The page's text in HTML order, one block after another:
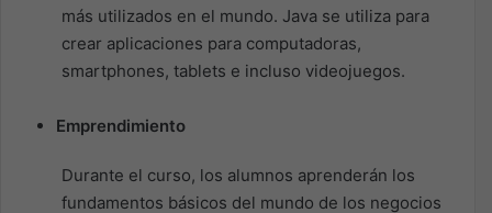
más utilizados en el mundo. Java se utiliza para
crear aplicaciones para computadoras,
smartphones, tablets e incluso videojuegos.
Emprendimiento
Durante el curso, los alumnos aprenderán los
fundamentos básicos del mundo de los negocios